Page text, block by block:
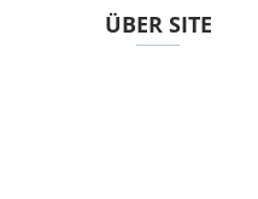
ÜBER SITE